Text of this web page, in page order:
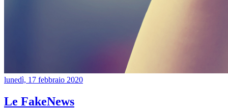
lunedì, 17 febbraio 2020
Le FakeNews